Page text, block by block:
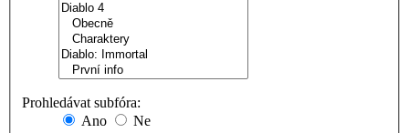
Prohledávat subfóra:
Ano
Ne